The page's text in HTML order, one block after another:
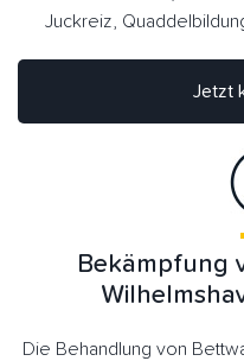
Jetzt
Juckreiz,
Bekämpfung
Die Behandlung von